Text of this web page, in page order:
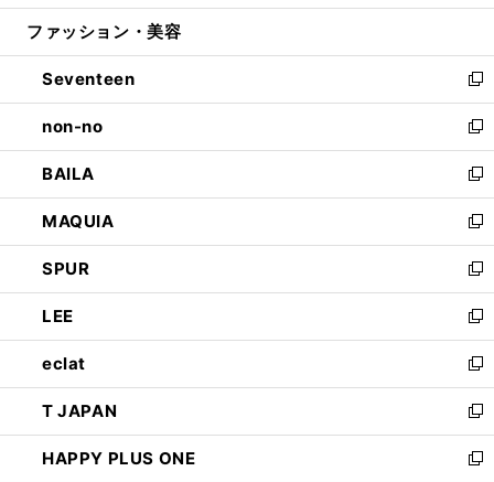
開
ウ
開
く
ン
ウ
で
開
く
ウ
ン
ド
ウ
で
開
く
ファッション・美容
Seventeen
新
し
い
ウ
ィ
ン
ド
ウ
で
開
く
non-no
新
し
い
ウ
ィ
ン
ド
ウ
で
開
く
BAILA
新
し
い
ウ
ィ
ン
ド
ウ
で
開
く
MAQUIA
新
し
い
ウ
ィ
ン
ド
ウ
で
開
く
SPUR
新
し
い
ウ
ィ
ン
ド
ウ
で
LEE
新
し
い
ウ
ィ
ン
ド
eclat
新
し
い
ウ
ィ
T JAPAN
新
し
い
HAPPY PLUS ONE
新